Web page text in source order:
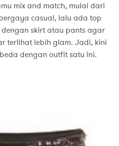
mix and match, mulai dari
casual, lalu ada top
skirt atau pants agar
terlihat lebih glam. Jadi, kini
dengan outfit satu ini.